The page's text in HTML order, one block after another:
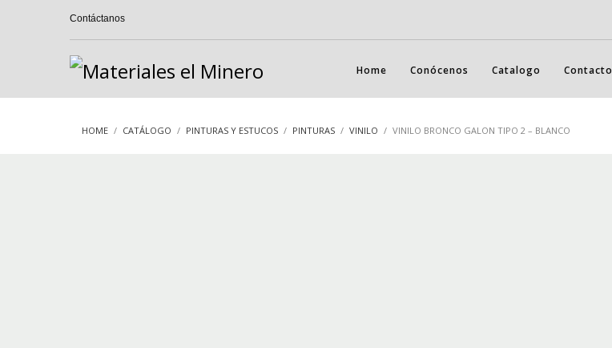
Contáctanos
Home Conócenos Catalogo Contacto
HOME CATÁLOGO PINTURAS Y ESTUCOS PINTURAS VINILO VINILO BRONCO GALON TIPO 2 – BLANCO